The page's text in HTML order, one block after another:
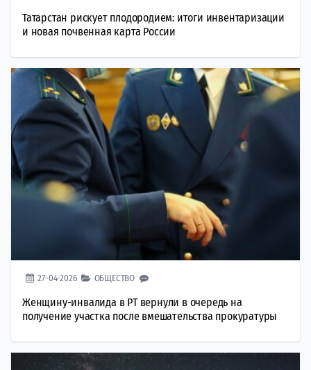
Татарстан рискует плодородием: итоги инвентаризации
и новая почвенная карта России
27-04-2026 ОБЩЕСТВО
Женщину-инвалида в РТ вернули в очередь на
получение участка после вмешательства прокуратуры